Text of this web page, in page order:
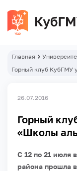
Главная
Горный клуб КубГМУ
26.07.2016
Горный
«Школы
С 12 по 21 июля
района прошла